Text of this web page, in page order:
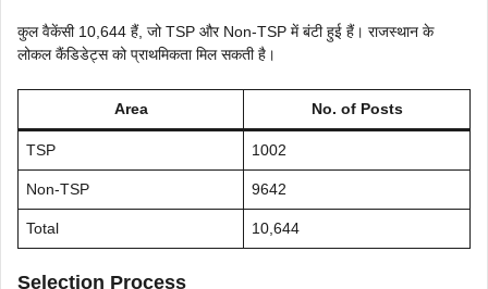
कुल वैकेंसी 10,644 हैं, जो TSP और Non-TSP में बंटी हुई हैं। राजस्थान के
लोकल कैंडिडेट्स को प्राथमिकता मिल सकती है।
Area No. of Posts
TSP 1002
Non-TSP 9642
Total 10,644
Selection Process